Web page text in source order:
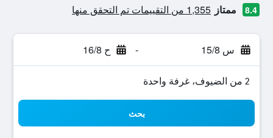
8.4 ممتاز 1,355 من التقييمات تم التحقق منها
س 15/8 - ح 16/8
2 من الضيوف، غرفة واحدة
بحث